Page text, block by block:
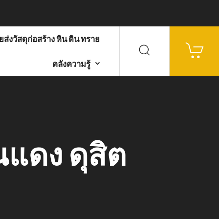
ส่งวัสดุก่อสร้าง หิน ดิน ทราย
คลังความรู้
ดง ดุสิต